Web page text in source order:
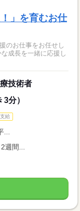
」を育むお仕
のお仕事をお任せし
成長を一緒に応援し
技術者
分）
給
週間...